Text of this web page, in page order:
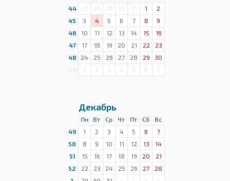
44
27 28 29 30 31 1
2
45
3 4 5 6 7 8
9
46
10 11 12 13 14 15
16
47
17 18 19 20 21 22
23
48
24 25 26 27 28 29
30
1 2 3 4 5 6 7
Декабрь
Пн Вт Ср Чт Пт Сб
Вс
49
1 2 3 4 5 6
7
50
8 9 10 11 12 13
14
51
15 16 17 18 19 20
21
52
22 23 24 25 26 27
28